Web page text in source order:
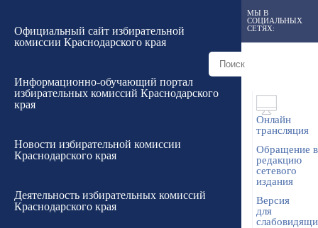
Официальный сайт избирательной
комиссии Краснодарского края
Информационно-обучающий портал
избирательных комиссий Краснодарского
края
Новости избирательной комиссии
Краснодарского края
Деятельность избирательных комиссий
Краснодарского края
МЫ В
СОЦИАЛЬНЫХ
СЕТЯХ:
Онлайн
трансляция
Обращение в
редакцию
сетевого
издания
Версия
для